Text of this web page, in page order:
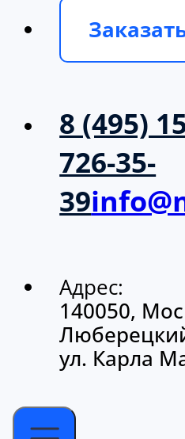
8 (495)
726-35-
39
Адрес:
140050,
ул. Карла